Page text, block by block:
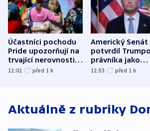
Účastníci pochodu
Pride upozorňují na
trvající nerovnosti i
společenskou
12:02 před 1 h
Americký Senát
potvrdil
právníka jako
ministra
12:53 před 1 h
Aktuálně z rubriky